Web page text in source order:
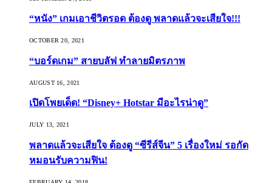
“หนัง” เกมเอาชีวิตรอด ต้องดู พลาดแล้วจะเสียใจ!!!
OCTOBER 20, 2021
“บอร์ดเกม” สายบลัฟ ทำลายมิตรภาพ
AUGUST 16, 2021
เปิดโพยเด็ด! “Disney+ Hotstar มีอะไรน่าดู”
JULY 13, 2021
พลาดแล้วจะเสียใจ ต้องดู “ซีรีส์จีน” 5 เรื่องใหม่ รอกัด
หมอนรับความฟิน!